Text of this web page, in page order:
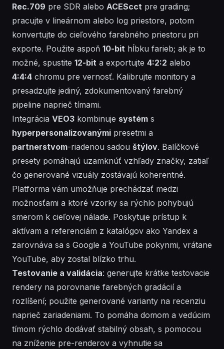
Rec.709 pre SDR alebo ACEScct pre grading;
pracujte v lineárnom alebo log priestore, potom
konvertujte do cieľového farebného priestoru pri
exporte. Použite aspoň 10-bit hĺbku farieb; ak je to
možné, spustite 12-bit a exportujte 4:2:2 alebo
4:4:4 chromu pre vernosť. Kalibrujte monitory a
presadzujte jediný, zdokumentovaný farebný
pipeline naprieč tímami.
Integrácia VEO3 kombinuje systém s
hyperpersonalizovanými presetmi a
partnerstvom-riadenou sadou štýlov. Balíčkové
presety pomáhajú uzamknúť vzhľady značky, zatiaľ
čo generované vizuály zostávajú koherentné.
Platforma vám umožňuje prechádzať medzi
možnosťami a ktoré vzorky sa rýchlo pohybujú
smerom k cieľovej nálade. Poskytuje prístup k
aktívam a referenciám z katalógov ako Yandex a
zarovnáva sa s Google a YouTube pokynmi, vrátane
YouTube, aby zostal blízko trhu.
Testovanie a validácia: generujte krátke testovacie
rendery na porovnanie farebných gradácií a
rozlíšení; použite generované varianty na recenziu
naprieč zariadeniami. To pomáha domom a vedúcim
tímom rýchlo dodávať stabilný obsah, s pomocou
na zníženie pre-renderov a vyhnutie sa